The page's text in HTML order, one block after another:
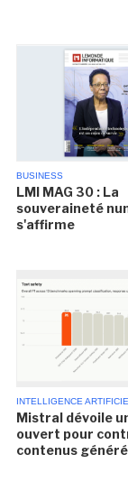
BUSINESS
LMI MAG 30 : La
souveraineté
s'affirme
INTELLIGENCE
Mistral dévoile
ouvert pour
contenus